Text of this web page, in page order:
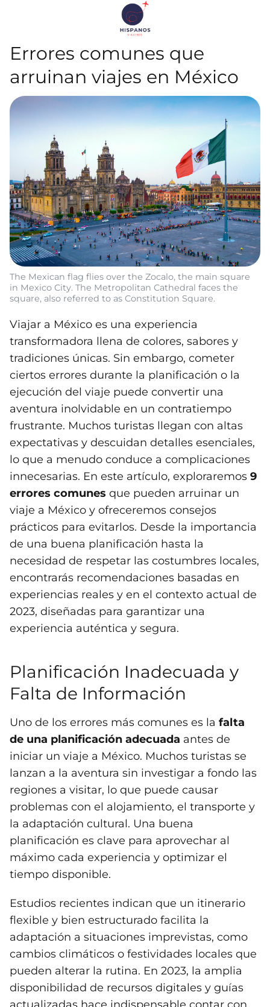
Errores comunes que
arruinan viajes en México
The Mexican flag flies over the Zocalo, the main square
in Mexico City. The Metropolitan Cathedral faces the
square, also referred to as Constitution Square.
Viajar a México es una experiencia
transformadora llena de colores, sabores y
tradiciones únicas. Sin embargo, cometer
ciertos errores durante la planificación o la
ejecución del viaje puede convertir una
aventura inolvidable en un contratiempo
frustrante. Muchos turistas llegan con altas
expectativas y descuidan detalles esenciales,
lo que a menudo conduce a complicaciones
innecesarias. En este artículo, exploraremos 9
errores comunes que pueden arruinar un
viaje a México y ofreceremos consejos
prácticos para evitarlos. Desde la importancia
de una buena planificación hasta la
necesidad de respetar las costumbres locales,
encontrarás recomendaciones basadas en
experiencias reales y en el contexto actual de
2023, diseñadas para garantizar una
experiencia auténtica y segura.
Planificación Inadecuada y
Falta de Información
Uno de los errores más comunes es la falta
de una planificación adecuada antes de
iniciar un viaje a México. Muchos turistas se
lanzan a la aventura sin investigar a fondo las
regiones a visitar, lo que puede causar
problemas con el alojamiento, el transporte y
la adaptación cultural. Una buena
planificación es clave para aprovechar al
máximo cada experiencia y optimizar el
tiempo disponible.
Estudios recientes indican que un itinerario
flexible y bien estructurado facilita la
adaptación a situaciones imprevistas, como
cambios climáticos o festividades locales que
pueden alterar la rutina. En 2023, la amplia
disponibilidad de recursos digitales y guías